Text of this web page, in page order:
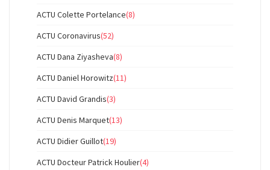
ACTU Colette Portelance(8)
ACTU Coronavirus(52)
ACTU Dana Ziyasheva(8)
ACTU Daniel Horowitz(11)
ACTU David Grandis(3)
ACTU Denis Marquet(13)
ACTU Didier Guillot(19)
ACTU Docteur Patrick Houlier(4)